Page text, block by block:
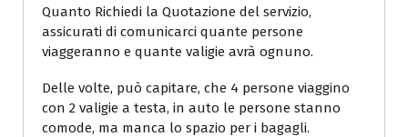
Quanto Richiedi la Quotazione del servizio,
assicurati di comunicarci quante persone
viaggeranno e quante valigie avrà ognuno.
Delle volte, può capitare, che 4 persone viaggino
con 2 valigie a testa, in auto le persone stanno
comode, ma manca lo spazio per i bagagli.